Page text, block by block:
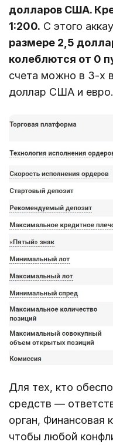
долларов США.
1:200. С этого
размере 2,5
колеблются от 0
счета можно в 3-х
доллар США и евро.
Для тех, кто
средств —
орган, Финансовая
чтобы любой